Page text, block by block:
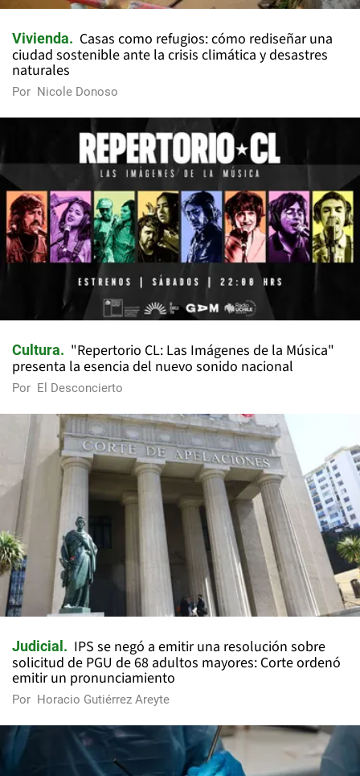
Vivienda
Casas como refugios: cómo rediseñar una
ciudad sostenible ante la crisis climática y desastres
naturales
Por Nicole Donoso
Cultura
"Repertorio CL: Las Imágenes de la Música"
presenta la esencia del nuevo sonido nacional
Por El Desconcierto
Judicial
IPS se negó a emitir una resolución sobre
solicitud de PGU de 68 adultos mayores: Corte ordenó
emitir un pronunciamiento
Por Horacio Gutiérrez Areyte